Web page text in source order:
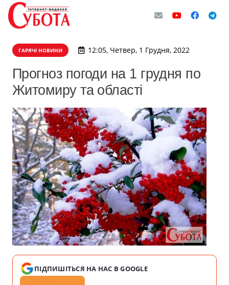
ГАРЯЧІ НОВИНИ 12:05, Четвер, 1 Грудня, 2022
Прогноз погоди на 1 грудня по
Житомиру та області
ПІДПИШІТЬСЯ НА НАС В GOOGLE